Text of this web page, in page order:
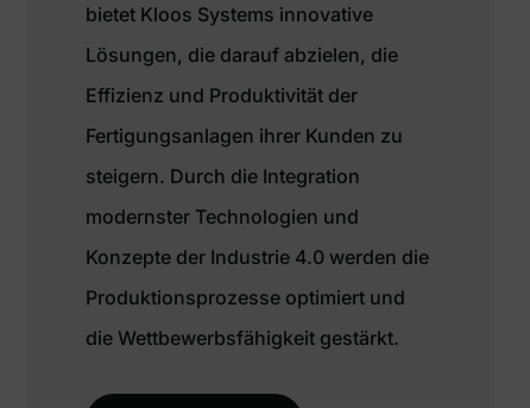
bietet Kloos Systems innovative
Lösungen, die darauf abzielen, die
Effizienz und Produktivität der
Fertigungsanlagen ihrer Kunden zu
steigern. Durch die Integration
modernster Technologien und
Konzepte der Industrie 4.0 werden die
Produktionsprozesse optimiert und
die Wettbewerbsfähigkeit gestärkt.